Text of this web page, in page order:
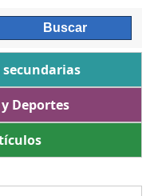
secundarias
Deportes